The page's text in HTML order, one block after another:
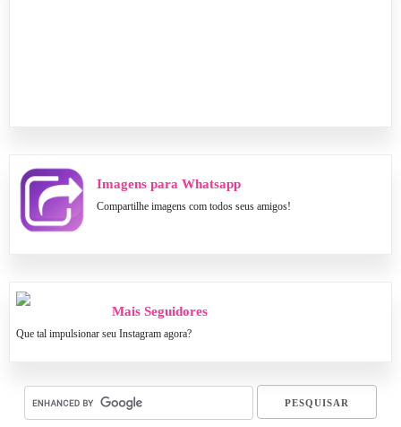
Imagens para Whatsapp
Compartilhe imagens com todos seus amigos!
Mais Seguidores
Que tal impulsionar seu Instagram agora?